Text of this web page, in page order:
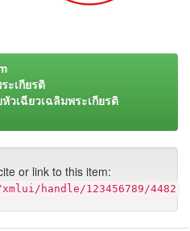
ะเกียรติ
วเฉียวเฉลิมพระเกียรติ
or link to this item:
handle/123456789/4482